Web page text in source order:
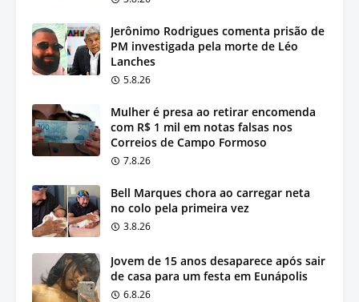
Jerônimo Rodrigues comenta prisão de
PM investigada pela morte de Léo
Lanches
5.8.26
Mulher é presa ao retirar encomenda
com R$ 1 mil em notas falsas nos
Correios de Campo Formoso
7.8.26
Bell Marques chora ao carregar neta
no colo pela primeira vez
3.8.26
Jovem de 15 anos desaparece após sair
de casa para um festa em Eunápolis
6.8.26